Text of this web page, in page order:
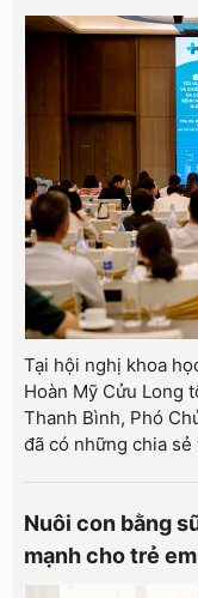
Tại hội nghị khoa
Hoàn Mỹ Cửu Long
Thanh Bình, Phó
đã có những chia
Nuôi con bằng
mạnh cho trẻ em